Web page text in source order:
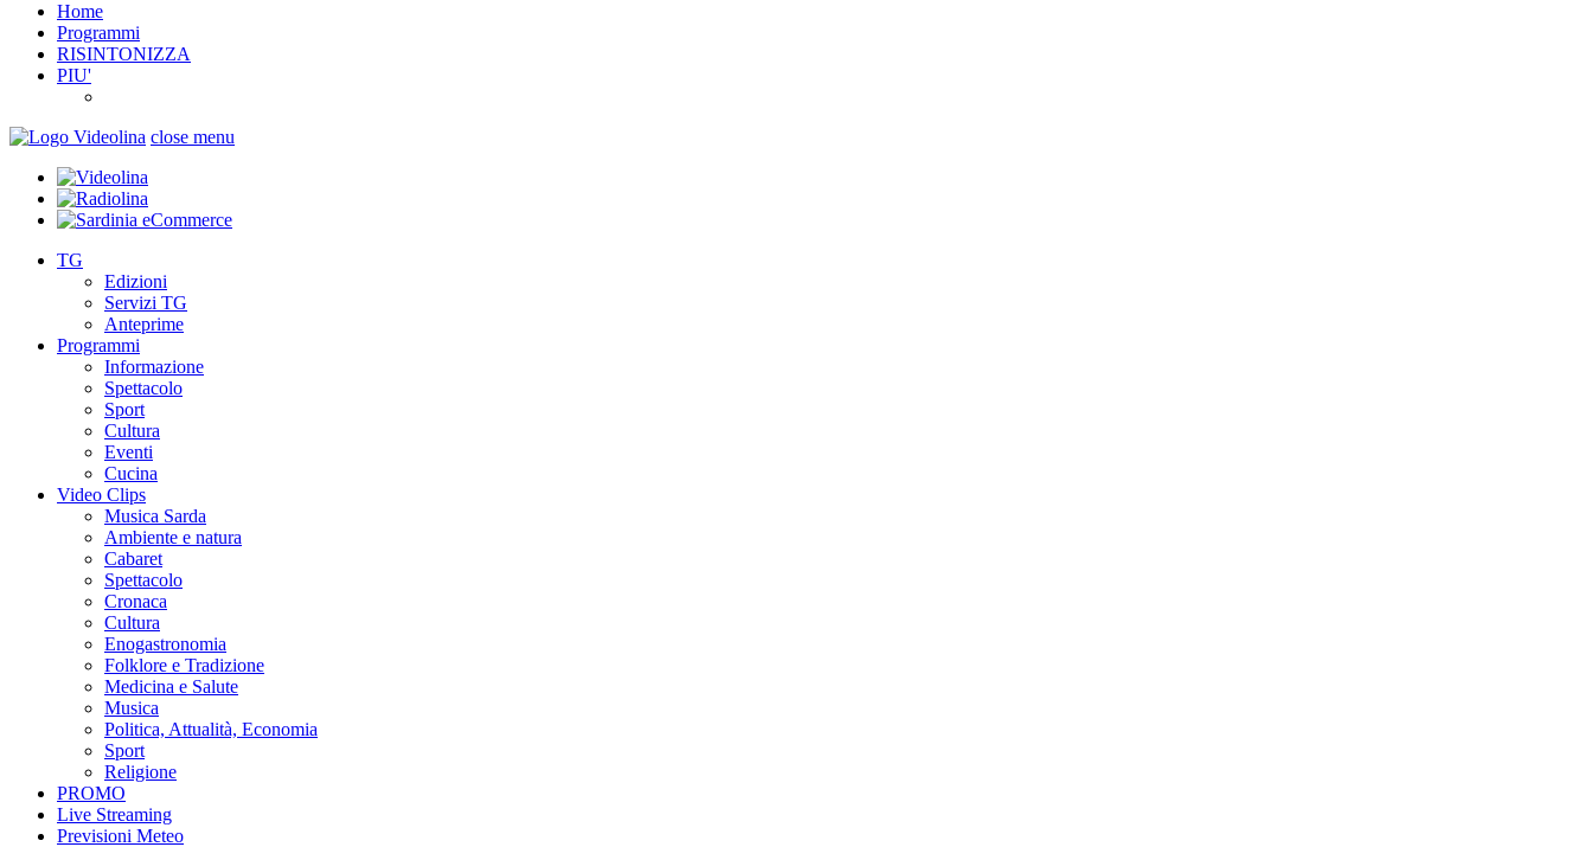
Home
Programmi
RISINTONIZZA
PIU'
close menu
TG
Edizioni
Servizi TG
Anteprime
Programmi
Informazione
Spettacolo
Sport
Cultura
Eventi
Cucina
Video Clips
Musica Sarda
Ambiente e natura
Cabaret
Spettacolo
Cronaca
Cultura
Enogastronomia
Folklore e Tradizione
Medicina e Salute
Musica
Politica, Attualità, Economia
Sport
Religione
PROMO
Live Streaming
Previsioni Meteo